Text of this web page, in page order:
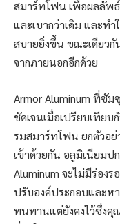
สมาร์ทโฟน เพื่อผลลัพ
และเบากว่าเดิม และท
สบายยิ่งขึ้น ขณะเดียว
จากภายนอกอีกด้วย
Armor Aluminum ที่ซัม
ชัดเจนเมื่อเปรียบเทีย
รมสมาร์ทโฟน ยกตัวอ
เข้าด้วยกัน อลูมิเนียมป
Aluminum จะไม่มีร่อง
ปรับองค์ประกอบและห
ทนทานแต่ยังคงไว้ซึ่งคุ